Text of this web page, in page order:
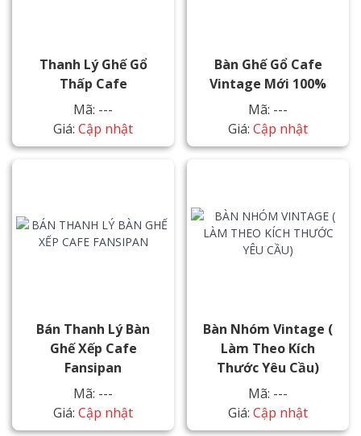
Thanh Lý Ghế Gổ
Thấp Cafe
Mã: ---
Giá: Cập nhật
Bàn Ghế Gổ Cafe
Vintage Mới 100%
Mã: ---
Giá: Cập nhật
Bán Thanh Lý Bàn
Ghế Xếp Cafe
Fansipan
Mã: ---
Giá: Cập nhật
Bàn Nhóm Vintage (
Làm Theo Kích
Thước Yêu Cầu)
Mã: ---
Giá: Cập nhật